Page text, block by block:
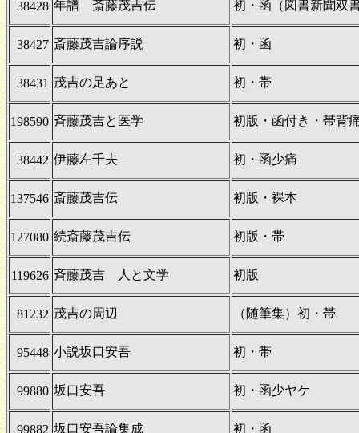
38428 年譜 斎藤茂吉伝 初・函（図書新聞双
38427 斎藤茂吉論序説 初・函
38431 茂吉の足あと 初・帯
198590 斉藤茂吉と医学 初版・函付き・帯背
38442 伊藤左千夫 初・函少痛
137546 斎藤茂吉伝 初版・裸本
127080 続斎藤茂吉伝 初版・帯
119626 斉藤茂吉 人と文学 初版
81232 茂吉の周辺 （随筆集）初・帯
95448 小説坂口安吾 初・帯
99880 坂口安吾 初・函少ヤケ
99882 坂口安吾論集成 初・函